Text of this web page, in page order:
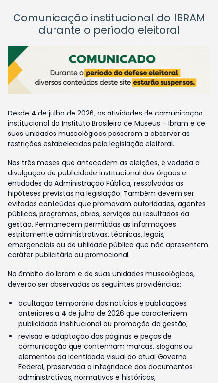
Comunicação institucional do IBRAM
durante o período eleitoral
Desde 4 de julho de 2026, as atividades de comunicação
institucional do Instituto Brasileiro de Museus – Ibram e de
suas unidades museológicas passaram a observar as
restrições estabelecidas pela legislação eleitoral.
Nos três meses que antecedem as eleições, é vedada a
divulgação de publicidade institucional dos órgãos e
entidades da Administração Pública, ressalvadas as
hipóteses previstas na legislação. Também devem ser
evitados conteúdos que promovam autoridades, agentes
públicos, programas, obras, serviços ou resultados da
gestão. Permanecem permitidas as informações
estritamente administrativas, técnicas, legais,
emergenciais ou de utilidade pública que não apresentem
caráter publicitário ou promocional.
No âmbito do Ibram e de suas unidades museológicas,
deverão ser observadas as seguintes providências:
ocultação temporária das notícias e publicações
anteriores a 4 de julho de 2026 que caracterizem
publicidade institucional ou promoção da gestão;
revisão e adaptação das páginas e peças de
comunicação que contenham marcas, slogans ou
elementos da identidade visual do atual Governo
Federal, preservada a integridade dos documentos
administrativos, normativos e históricos;